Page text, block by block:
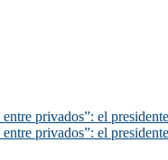
entre privados”: el
entre privados”: el